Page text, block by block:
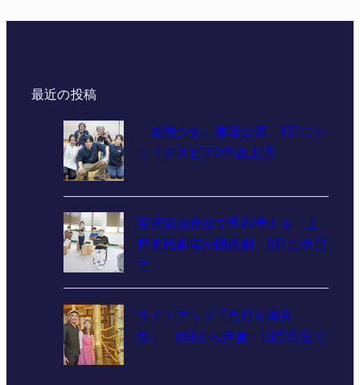
最近の投稿
「名張少女」復活公演 9日にシ
ェイクスピア2作品上演
宮沢賢治作品で平和考える 上
野市民劇場が朗読劇 9日に伊賀
で
ライトアップ「竹灯り幽玄
祭」 8日から伊賀・旧崇広堂で